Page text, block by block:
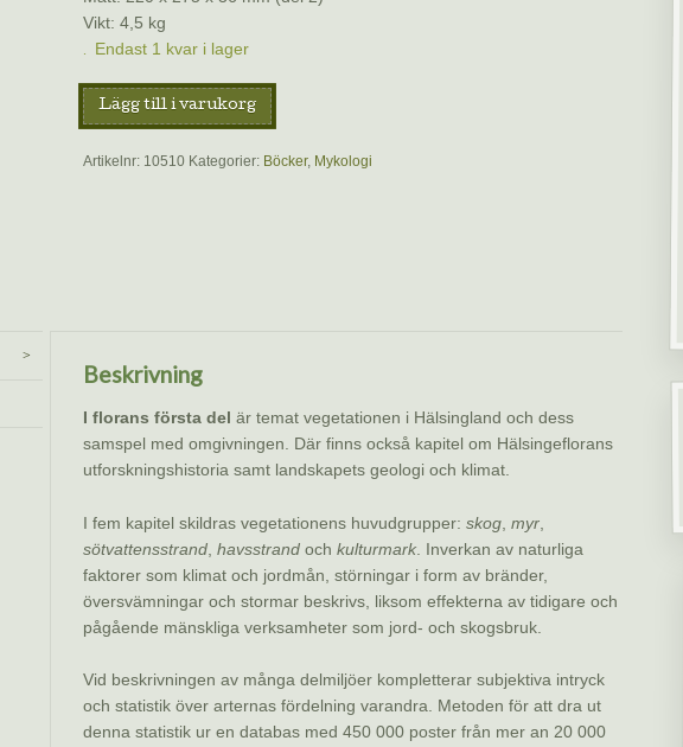
Vikt: 4,5 kg
Endast 1 kvar i lager
Hälsinglands
Flora
mängd
Lägg till i varukorg
Artikelnr: 10510 Kategorier: Böcker, Mykologi
Beskrivning
I florans första del är temat vegetationen i Hälsingland och dess
samspel med omgivningen. Där finns också kapitel om Hälsingeflorans
utforskningshistoria samt landskapets geologi och klimat.
I fem kapitel skildras vegetationens huvudgrupper: skog, myr,
sötvattensstrand, havsstrandoch kulturmark. Inverkan av naturliga
faktorer som klimat och jordmån, störningar i form av bränder,
översvämningar och stormar beskrivs, liksom effekterna av tidigare och
pågående mänskliga verksamheter som jord- och skogsbruk.
Vid beskrivningen av många delmiljöer kompletterar subjektiva intryck
och statistik över arternas fördelning varandra. Metoden för att dra ut
denna statistik ur en databas med 450 000 poster från mer an 20 000